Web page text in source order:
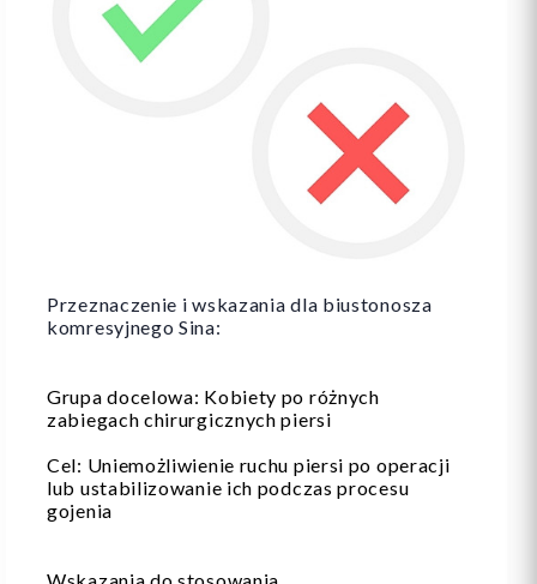
Przeznaczenie i wskazania dla biustonosza
komresyjnego Sina:
Grupa docelowa: Kobiety po różnych
zabiegach chirurgicznych piersi
Cel: Uniemożliwienie ruchu piersi po operacji
lub ustabilizowanie ich podczas procesu
gojenia